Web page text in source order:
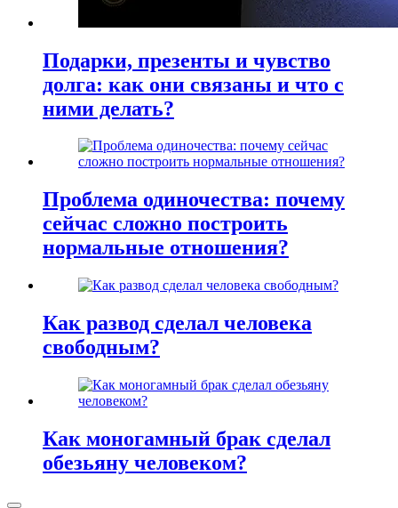
Подарки, презенты и чувство
долга: как они связаны и что с
ними делать?
Проблема одиночества: почему
сейчас сложно построить
нормальные отношения?
Как развод сделал человека
свободным?
Как моногамный брак сделал
обезьяну человеком?